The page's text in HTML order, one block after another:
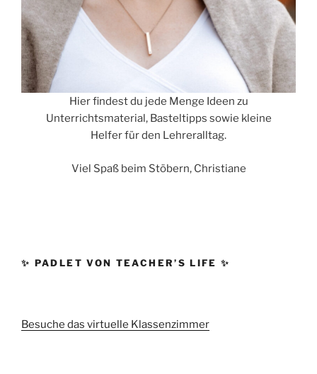
Hier findest du jede Menge Ideen zu
Unterrichtsmaterial, Basteltipps sowie kleine
Helfer für den Lehreralltag.
Viel Spaß beim Stöbern, Christiane
✨ PADLET VON TEACHER’S LIFE ✨
Besuche das virtuelle Klassenzimmer